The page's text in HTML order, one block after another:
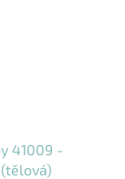
41009 -